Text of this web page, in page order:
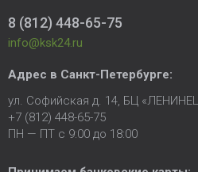
8 (812) 448-65-75
info@ksk24.ru
Адрес в Санкт-Петербурге:
ул. Софийская д. 14, БЦ
+7 (812) 448-65-75
ПН — ПТ с 9:00 до 18:00